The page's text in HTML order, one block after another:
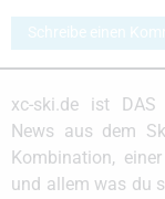
Schreibe einen
xc-ski.de ist DAS
News aus dem
Kombination,
und allem was du